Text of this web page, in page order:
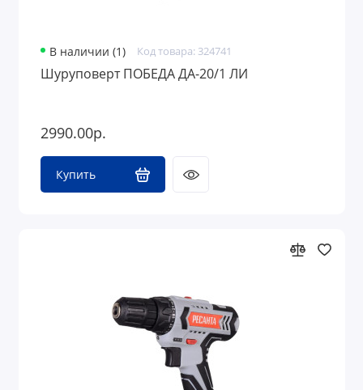
В наличии (1) Код товара: 324741
Шуруповерт ПОБЕДА ДА-20/1 ЛИ
2990.00р.
Купить